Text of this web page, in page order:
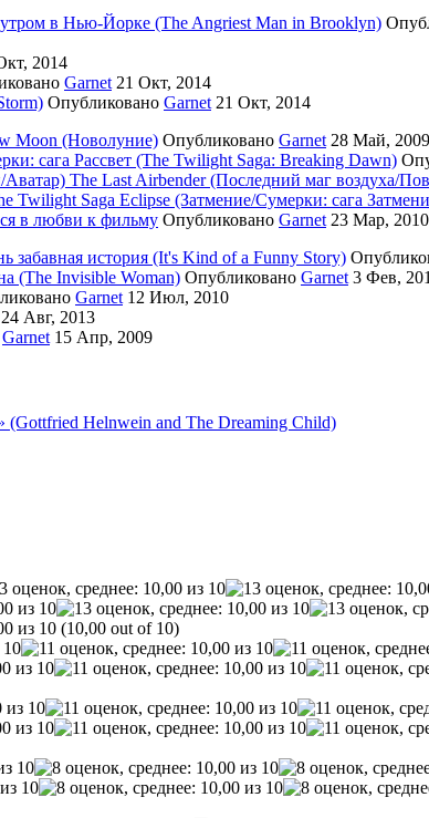
в Нью-Йорке (The Angriest Man in Brooklyn)
2014
Garnet 21 Окт, 2014
Опубликовано Garnet 21 Окт, 2014
Moon (Новолуние) Опубликовано Garnet 28 Май, 2009
cага Рассвет (The Twilight Saga: Breaking Dawn)
The Last Airbender (Последний маг воздуха/
Twilight Saga Eclipse (Затмение/Сумерки: сага
в любви к фильму Опубликовано Garnet 23 Мар, 2010
забавная история (It's Kind of a Funny Story)
(The Invisible Woman) Опубликовано Garnet 3 Фев,
Garnet 12 Июл, 2010
24 Авг, 2013
Garnet 15 Апр, 2009
(Gottfried Helnwein and The Dreaming Child)
(10,00 out of 10)